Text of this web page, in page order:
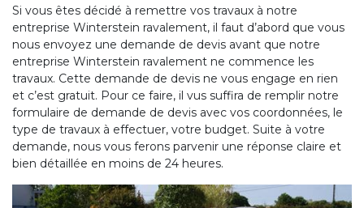
Si vous êtes décidé à remettre vos travaux à notre
entreprise Winterstein ravalement, il faut d’abord que vous
nous envoyez une demande de devis avant que notre
entreprise Winterstein ravalement ne commence les
travaux. Cette demande de devis ne vous engage en rien
et c’est gratuit. Pour ce faire, il vus suffira de remplir notre
formulaire de demande de devis avec vos coordonnées, le
type de travaux à effectuer, votre budget. Suite à votre
demande, nous vous ferons parvenir une réponse claire et
bien détaillée en moins de 24 heures.